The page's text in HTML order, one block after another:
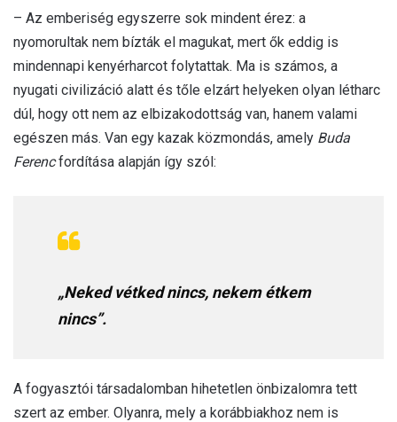
– Az emberiség egyszerre sok mindent érez: a
nyomorultak nem bízták el magukat, mert ők eddig is
mindennapi kenyérharcot folytattak. Ma is számos, a
nyugati civilizáció alatt és tőle elzárt helyeken olyan létharc
dúl, hogy ott nem az elbizakodottság van, hanem valami
egészen más. Van egy kazak közmondás, amely Buda
Ferencfordítása alapján így szól:
„Neked vétked nincs, nekem étkem
nincs”.
A fogyasztói társadalomban hihetetlen önbizalomra tett
szert az ember. Olyanra, mely a korábbiakhoz nem is